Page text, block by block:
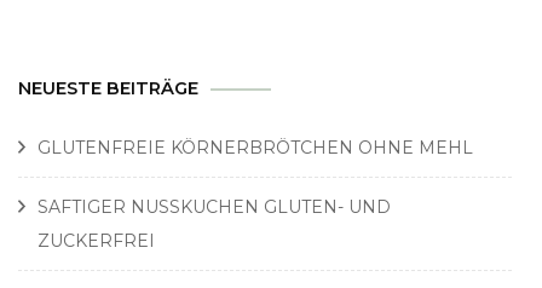
NEUESTE BEITRÄGE
GLUTENFREIE KÖRNERBRÖTCHEN OHNE MEHL
SAFTIGER NUSSKUCHEN GLUTEN- UND
ZUCKERFREI